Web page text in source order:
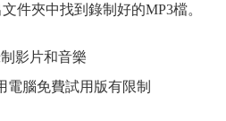
件夾中找到錄制好的MP3檔。
影片和音樂
電腦免費試用版有限制